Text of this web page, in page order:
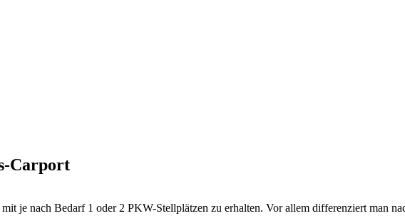
Carport
je nach Bedarf 1 oder 2 PKW-Stellplätzen zu erhalten. Vor allem differenziert man